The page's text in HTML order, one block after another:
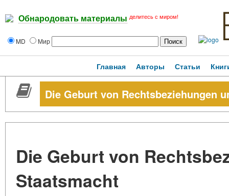
Обнародовать материалы делитесь с миром!
MD Мир
Главная Авторы Статьи
Die Geburt von Rechtsbeziehungen
Die Geburt von
Staatsmacht